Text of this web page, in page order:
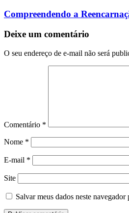
Compreendendo a
Deixe um comentário
O seu endereço de e-mail não será
Comentário *
Nome *
E-mail *
Site
Salvar meus dados neste